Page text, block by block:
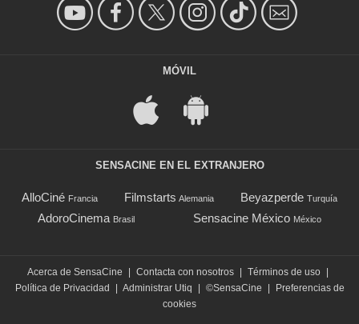
MÓVIL
SENSACINE EN EL EXTRANJERO
AlloCiné Francia Filmstarts Alemania Beyazperde Turquía
AdoroCinema Brasil Sensacine México México
Acerca de SensaCine Contacta con nosotros Términos de uso
Política de Privacidad
Administrar Utiq ©SensaCine
Preferencias de
cookies